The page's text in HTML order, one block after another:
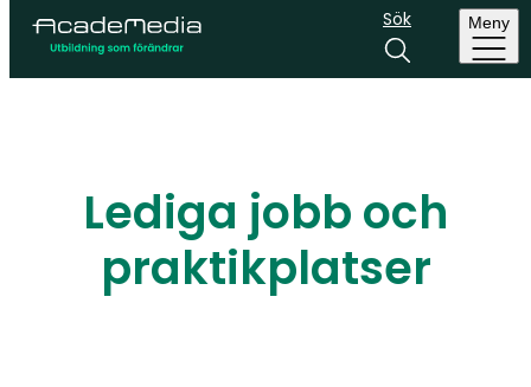
Sök Meny
Lediga jobb och
praktikplatser